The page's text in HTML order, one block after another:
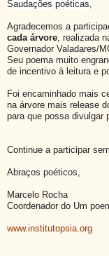
Saudações poéticas,
Agradecemos a
cada árvore , realizada
Governador Valadares/
Seu poema muito
de incentivo à leitura e
Foi encaminhado mais
na árvore mais release
para que possa divulgar
Continue a participar
Abraços poéticos,
Marcelo Rocha
Coordenador do Um
www.institutopsia.org